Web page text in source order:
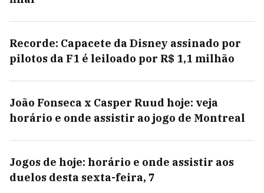
Recorde: Capacete da Disney assinado por
pilotos da F1 é leiloado por R$ 1,1 milhão
João Fonseca x Casper Ruud hoje: veja
horário e onde assistir ao jogo de Montreal
Jogos de hoje: horário e onde assistir aos
duelos desta sexta-feira, 7